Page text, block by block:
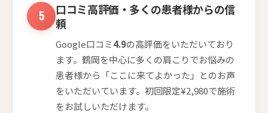
口コミ高評価・多くの患者様からの信
頼
Google口コミ4.9の高評価をいただいており
ます。鶴岡を中心に多くの肩こりでお悩みの
患者様から「ここに来てよかった」とのお声
をいただいています。初回限定¥2,980で施術
をお試しいただけます。